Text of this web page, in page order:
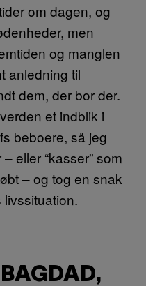
om dagen, og
men
og manglen
anledning til
dem, der bor der.
et indblik i
beboere, så jeg
eller “kasser” som
– og tog en snak